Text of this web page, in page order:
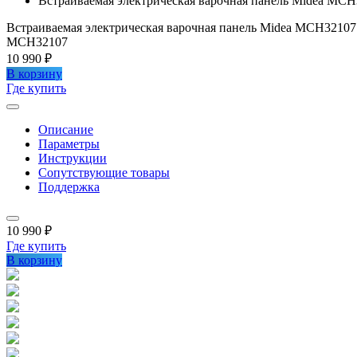
Встраиваемая электрическая варочная панель Midea MCH32107
MCH32107
10 990 ₽
В корзину
Где купить
Описание
Параметры
Инструкции
Сопутствующие товары
Поддержка
10 990 ₽
Где купить
В корзину